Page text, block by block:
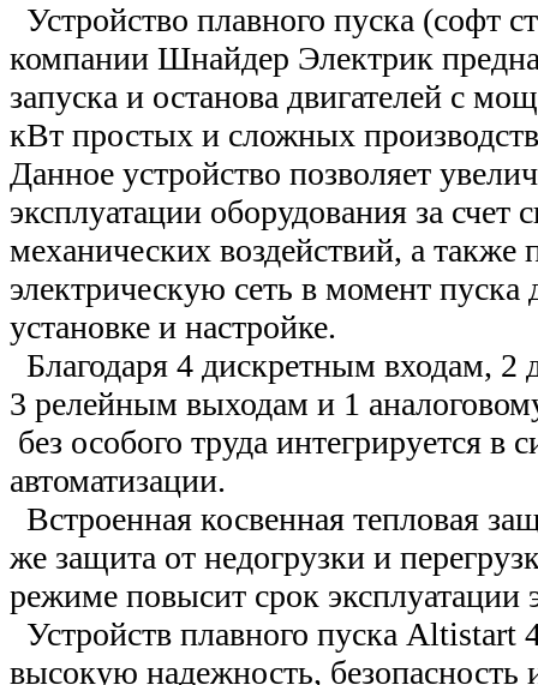
Устройство плавного пуска (софт
компании Шнайдер Электрик
запуска и останова двигателей с
кВт простых и сложных
Данное устройство позволяет
эксплуатации оборудования за счет
механических воздействий, а также
электрическую сеть в момент пуска
установке и настройке.
Благодаря 4 дискретным входам,
3 релейным выходам и 1
без особого труда интегрируется в
автоматизации.
Встроенная косвенная тепловая
же защита от недогрузки и
режиме повысит срок эксплуатации
Устройств плавного пуска Altistart
высокую надежность, безопасность